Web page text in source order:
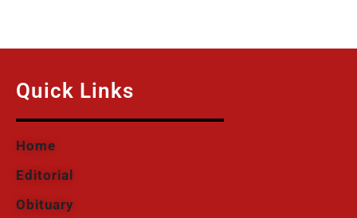
Quick Links
Home
Editorial
Obituary